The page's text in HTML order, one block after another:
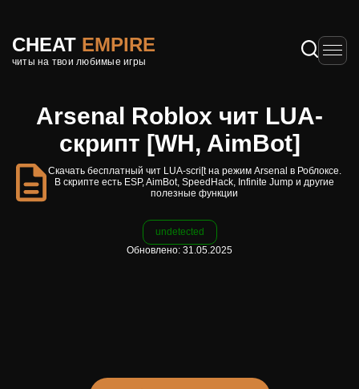
CHEAT EMPIRE
читы на твои любимые игры
Arsenal Roblox чит LUA-
скрипт [WH, AimBot]
Скачать бесплатный чит LUA-scri[t на режим Arsenal в Роблоксе.
В скрипте есть ESP, AimBot, SpeedHack, Infinite Jump и другие
полезные функции
undetected
Обновлено: 31.05.2025